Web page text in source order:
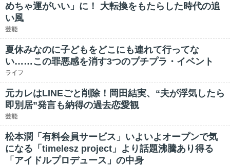
めちゃ運がいい」に！ 大転換をもたらした時代の追
い風
芸能
夏休みなのに子どもをどこにも連れて行ってな
い……この罪悪感を消す3つのプチプラ・イベント
ライフ
元カレはLINEごと削除！岡田結実、“夫が浮気したら
即別居”発言も納得の過去恋愛観
芸能
松本潤「有料会員サービス」いよいよオープンで気
になる「timelesz project」より話題沸騰あり得る
「アイドルプロデュース」の中身